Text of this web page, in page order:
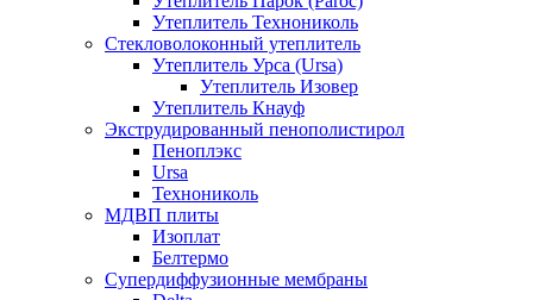
Утеплитель Технониколь
Стекловолоконный утеплитель
Утеплитель Урса (Ursa)
Утеплитель Изовер
Утеплитель Кнауф
Экструдированный пенополистирол
Пеноплэкс
Ursa
Технониколь
МДВП плиты
Изоплат
Белтермо
Супердиффузионные мембраны